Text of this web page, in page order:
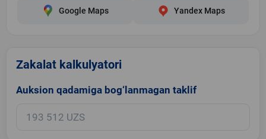
Google Maps Yandex Maps
Zakalat kalkulyatori
Auksion qadamiga bog‘lanmagan taklif